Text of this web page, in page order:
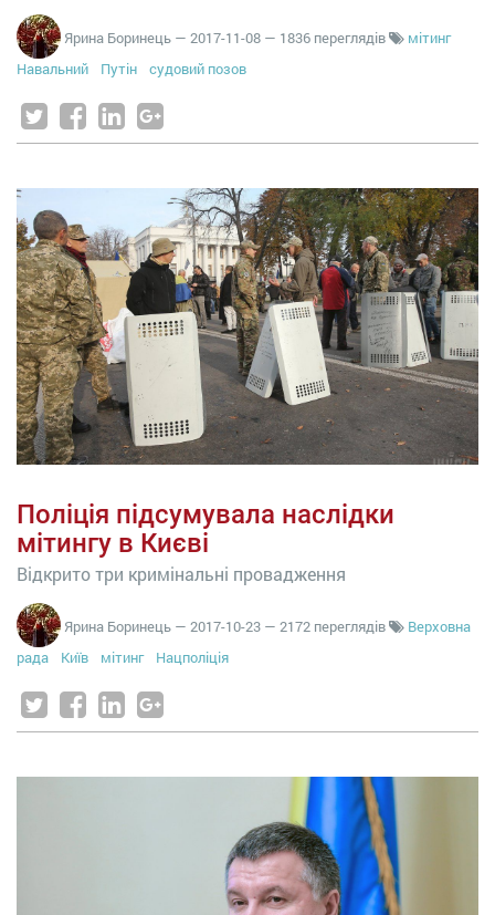
Ярина Боринець — 2017-11-08 — 1836 переглядів
мітинг
Навальний
Путін судовий позов
Поліція підсумувала наслідки
мітингу в Києві
Відкрито три кримінальні провадження
Ярина Боринець — 2017-10-23 — 2172 переглядів
Верховна
рада
Київ мітинг Нацполіція